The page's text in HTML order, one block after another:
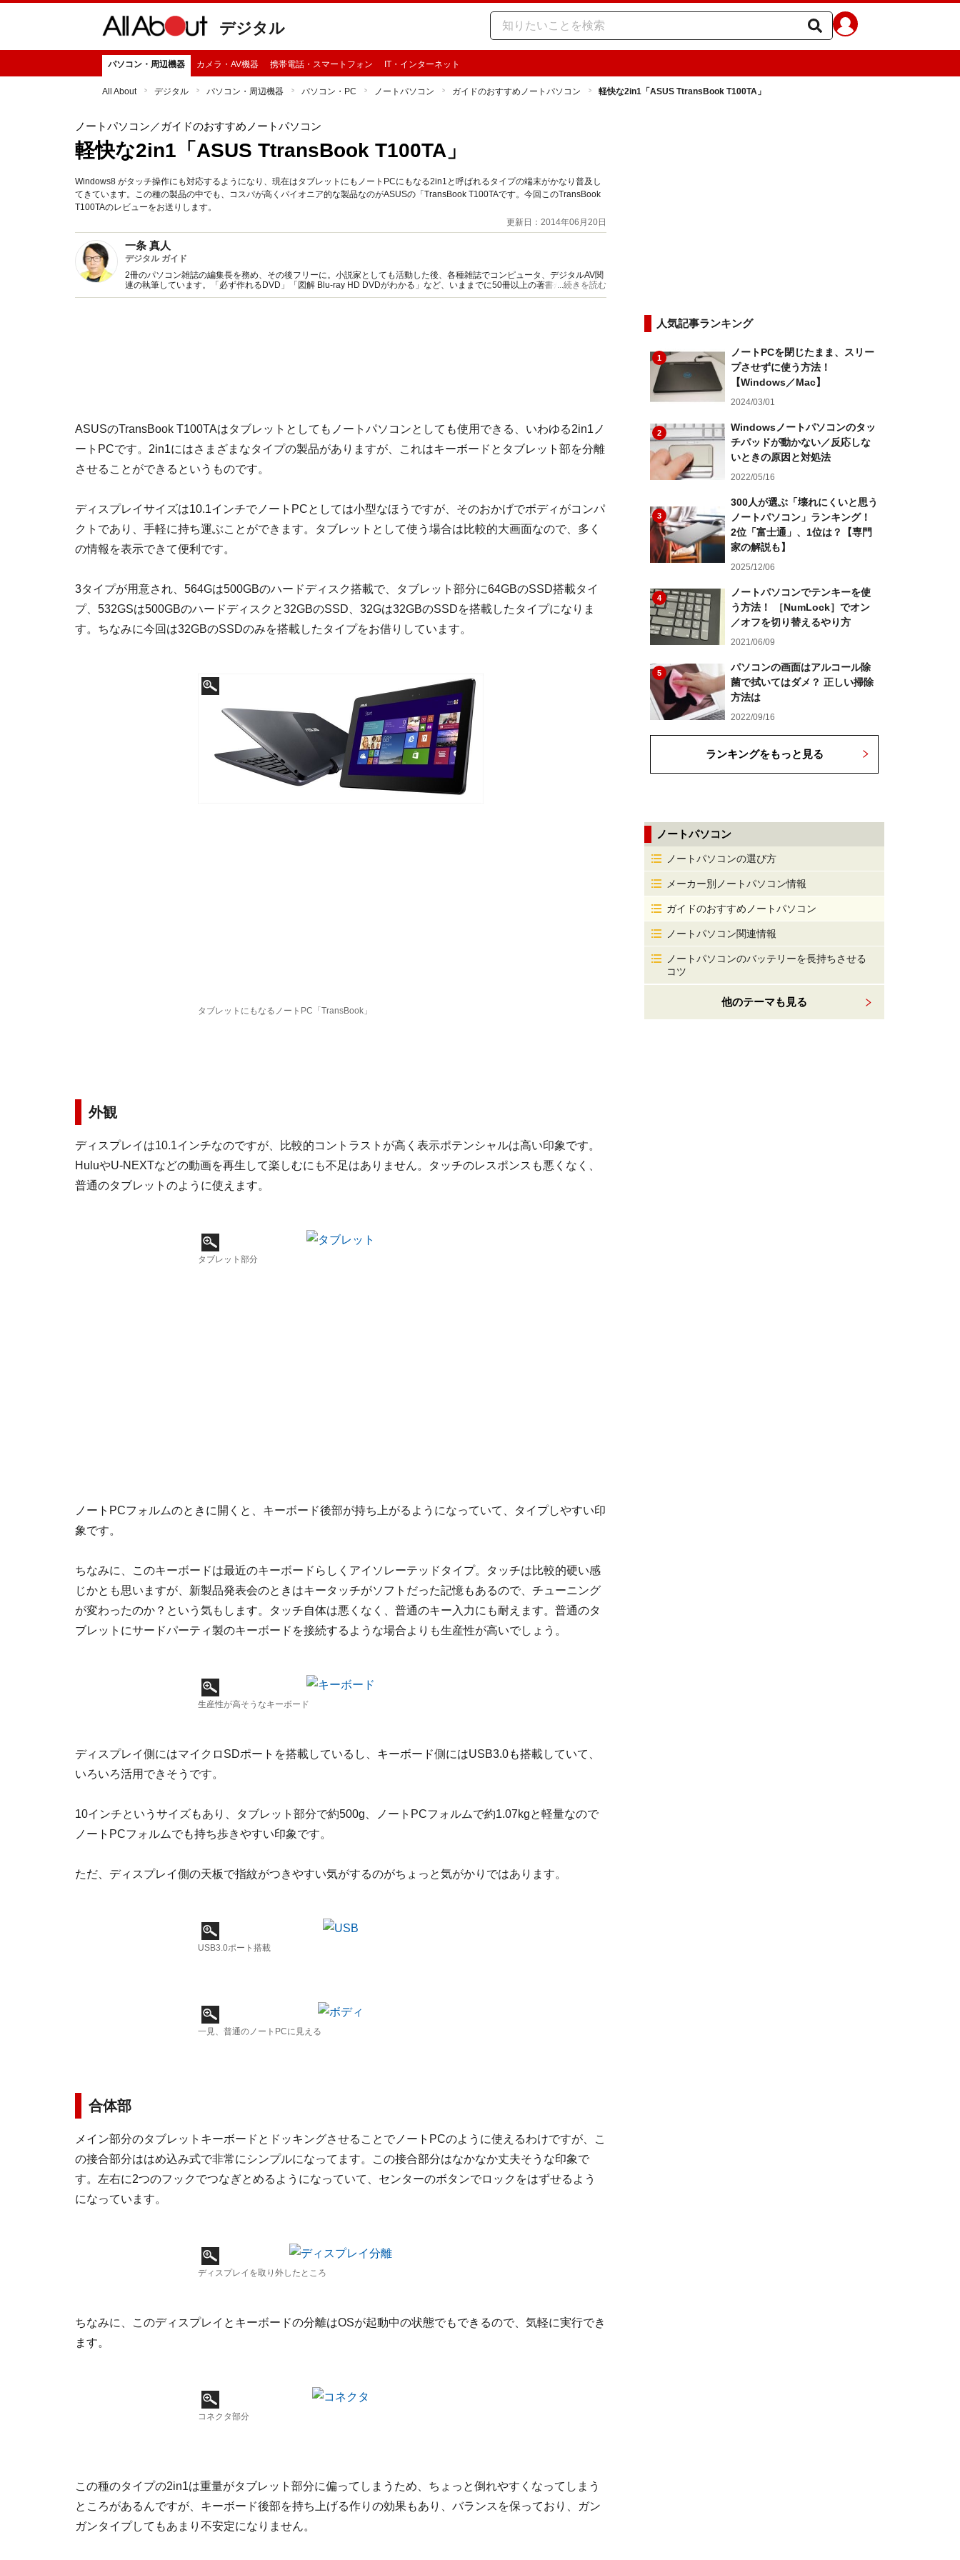
デジタル
パソコン・周辺機器 カメラ・AV機器 携帯電話・スマートフォン IT・インターネット
All About デジタル パソコン・周辺機器 パソコン・PC ノートパソコン ガイドのおすすめノートパソコン 軽快な2in1「ASUS TtransBook T100TA」
ノートパソコン ／ガイドのおすすめノートパソコン
軽快な2in1「ASUS TtransBook T100TA」
Windows8 がタッチ操作にも対応するようになり、現在はタブレットにもノートPCにもなる2in1と呼ばれるタイプの端末がかなり普及し
てきています。この種の製品の中でも、コスパが高くパイオニア的な製品なのがASUSの「TransBook T100TAです。今回このTransBook
T100TAのレビューをお送りします。
更新日：2014年06月20日
一条 真人
デジタル ガイド
2冊のパソコン雑誌の編集長を務め、その後フリーに。小説家としても活動した後、各種雑誌でコンピュータ、デジタルAV関
連の執筆しています。「必ず作れるDVD」「図解 Blu-ray HD DVDがわかる」など、いままでに50冊以上の著書があります。
...続きを読む
ASUSのTransBook T100TAはタブレットとしてもノートパソコンとしても使用できる、いわゆる2in1ノ
ートPCです。2in1にはさまざまなタイプの製品がありますが、これはキーボードとタブレット部を分離
させることができるというものです。
ディスプレイサイズは10.1インチでノートPCとしては小型なほうですが、そのおかげでボディがコンパ
クトであり、手軽に持ち運ぶことができます。タブレットとして使う場合は比較的大画面なので、多く
の情報を表示できて便利です。
3タイプが用意され、564Gは500GBのハードディスク搭載で、タブレット部分に64GBのSSD搭載タイ
プ、532GSは500GBのハードディスクと32GBのSSD、32Gは32GBのSSDを搭載したタイプになりま
す。ちなみに今回は32GBのSSDのみを搭載したタイプをお借りしています。
タブレットにもなるノートPC「TransBook」
外観
ディスプレイは10.1インチなのですが、比較的コントラストが高く表示ポテンシャルは高い印象です。
HuluやU-NEXTなどの動画を再生して楽しむにも不足はありません。タッチのレスポンスも悪くなく、
普通のタブレットのように使えます。
タブレット部分
ノートPCフォルムのときに開くと、キーボード後部が持ち上がるようになっていて、タイプしやすい印
象です。
ちなみに、このキーボードは最近のキーボードらしくアイソレーテッドタイプ。タッチは比較的硬い感
じかとも思いますが、新製品発表会のときはキータッチがソフトだった記憶もあるので、チューニング
が変わったのか？という気もします。タッチ自体は悪くなく、普通のキー入力にも耐えます。普通のタ
ブレットにサードパーティ製のキーボードを接続するような場合よりも生産性が高いでしょう。
生産性が高そうなキーボード
ディスプレイ側にはマイクロSDポートを搭載しているし、キーボード側にはUSB3.0も搭載していて、
いろいろ活用できそうです。
10インチというサイズもあり、タブレット部分で約500g、ノートPCフォルムで約1.07kgと軽量なので
ノートPCフォルムでも持ち歩きやすい印象です。
ただ、ディスプレイ側の天板で指紋がつきやすい気がするのがちょっと気がかりではあります。
USB3.0ポート搭載
一見、普通のノートPCに見える
合体部
メイン部分のタブレットキーボードとドッキングさせることでノートPCのように使えるわけですが、こ
の接合部分ははめ込み式で非常にシンプルになってます。この接合部分はなかなか丈夫そうな印象で
す。左右に2つのフックでつなぎとめるようになっていて、センターのボタンでロックをはずせるよう
になっています。
ディスプレイを取り外したところ
ちなみに、このディスプレイとキーボードの分離はOSが起動中の状態でもできるので、気軽に実行でき
ます。
コネクタ部分
この種のタイプの2in1は重量がタブレット部分に偏ってしまうため、ちょっと倒れやすくなってしまう
ところがあるんですが、キーボード後部を持ち上げる作りの効果もあり、バランスを保っており、ガン
ガンタイプしてもあまり不安定になりません。
人気記事ランキング
1
ノートPCを閉じたまま、スリー
プさせずに使う方法！
【Windows／Mac】
2024/03/01
2
Windowsノートパソコンのタッ
チパッドが動かない／反応しな
いときの原因と対処法
2022/05/16
3
300人が選ぶ「壊れにくいと思う
ノートパソコン」ランキング！
2位「富士通」、1位は？【専門
家の解説も】
2025/12/06
4
ノートパソコンでテンキーを使
う方法！ ［NumLock］でオン
／オフを切り替えるやり方
2021/06/09
5
パソコンの画面はアルコール除
菌で拭いてはダメ？ 正しい掃除
方法は
2022/09/16
ランキングをもっと見る
ノートパソコン
ノートパソコンの選び方
メーカー別ノートパソコン情報
ガイドのおすすめノートパソコン
ノートパソコン関連情報
ノートパソコンのバッテリーを長持ちさせる
コツ
他のテーマも見る